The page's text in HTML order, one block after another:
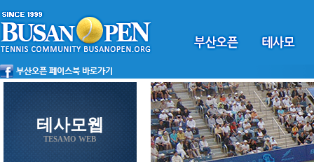
테사모웹
TESAMO WEB